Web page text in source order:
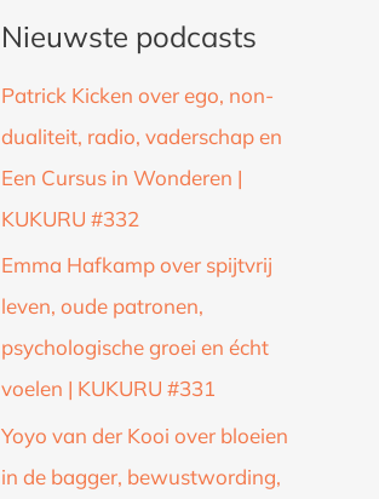
e
v
e
g
n
a
a
r
:
Nieuwste podcasts
Patrick Kicken over ego, non-
dualiteit, radio, vaderschap en
Een Cursus in Wonderen |
KUKURU #332
Emma Hafkamp over spijtvrij
leven, oude patronen,
psychologische groei en écht
voelen | KUKURU #331
Yoyo van der Kooi over bloeien
in de bagger, bewustwording,